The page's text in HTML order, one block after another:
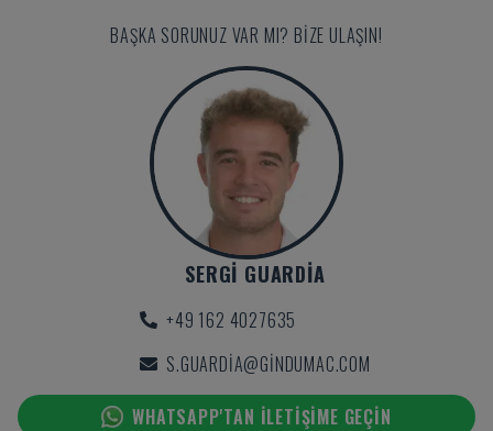
BAŞKA SORUNUZ VAR MI? BIZE ULAŞIN!
SERGI GUARDIA
+49 162 4027635
S.GUARDIA@GINDUMAC.COM
WHATSAPP'TAN ILETIŞIME GEÇIN